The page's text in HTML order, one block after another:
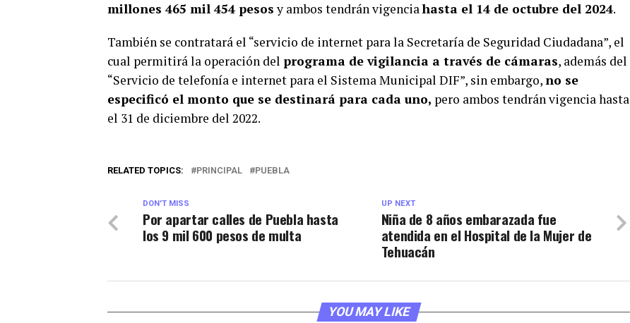
millones 465 mil 454 pesosy ambos tendrán vigenciahasta el 14 de octubre del 2024.
También se contratará el “servicio de internet para la Secretaría de Seguridad Ciudadana”, el
cual permitirá la operación del programa de vigilancia a través de cámaras, además del
“Servicio de telefonía e internet para el Sistema Municipal DIF”, sin embargo,no se
especificó el monto que se destinará para cada uno, pero ambos tendrán vigencia hasta
el 31 de diciembre del 2022.
RELATED TOPICS: PRINCIPAL PUEBLA
UP NEXT
Niña de 8 años embarazada fue
atendida en el Hospital de la Mujer de
Tehuacán
DON'T MISS
Por apartar calles de Puebla hasta
los 9 mil 600 pesos de multa
YOU MAY LIKE